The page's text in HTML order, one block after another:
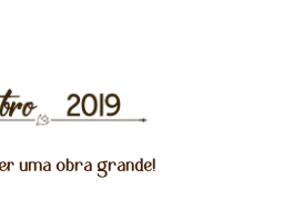
uma obra grande!